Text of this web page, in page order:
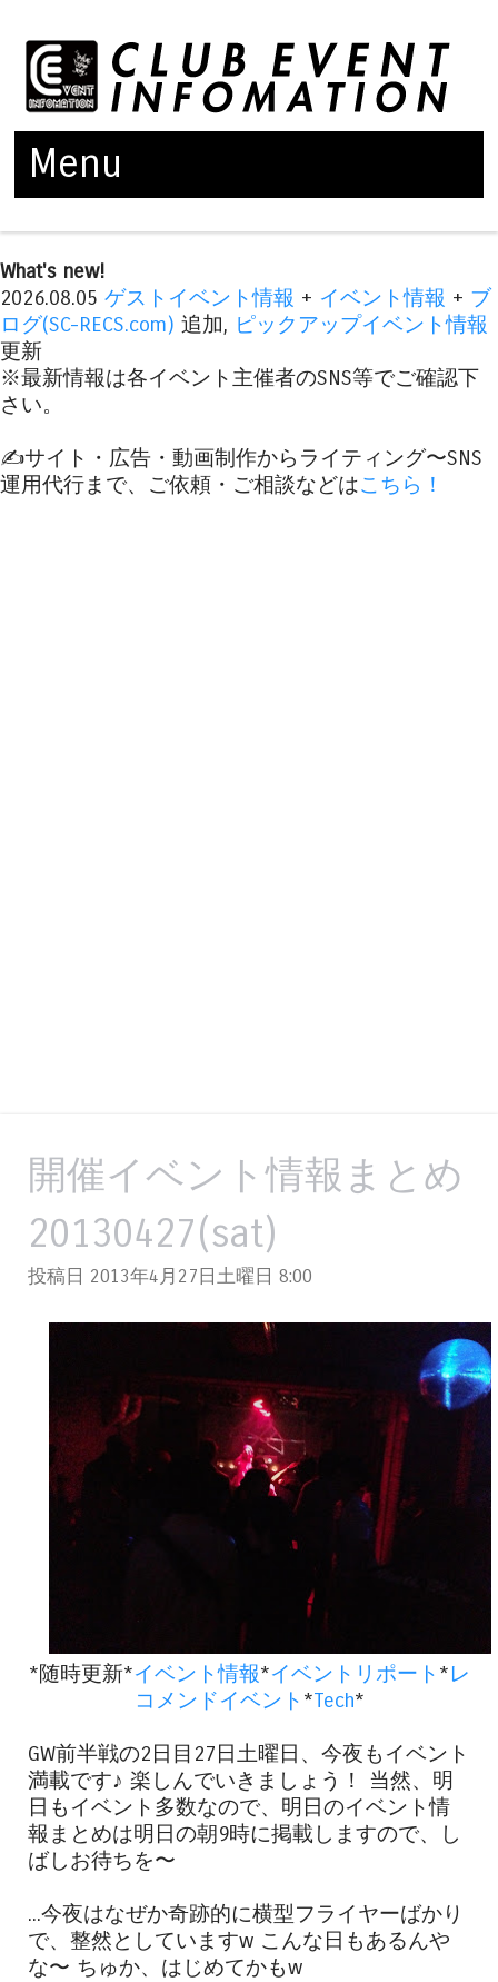
Menu
What's new!
2026.08.05 ゲストイベント情報 + イベント情報 + ブ
ログ(SC-RECS.com) 追加, ピックアップイベント情報
更新
※最新情報は各イベント主催者のSNS等でご確認下
さい。
✍️サイト・広告・動画制作からライティング〜SNS
運用代行まで、ご依頼・ご相談などはこちら！
開催イベント情報まとめ
20130427(sat)
投稿日 2013年4月27日土曜日 8:00
*随時更新*イベント情報*イベントリポート *レ
コメンドイベント *Tech*
GW前半戦の2日目27日土曜日、今夜もイベント
満載です♪ 楽しんでいきましょう！ 当然、明
日もイベント多数なので、明日のイベント情
報まとめは明日の朝9時に掲載しますので、し
ばしお待ちを〜
...今夜はなぜか奇跡的に横型フライヤーばかり
で、整然としていますw こんな日もあるんや
な〜 ちゅか、はじめてかもw